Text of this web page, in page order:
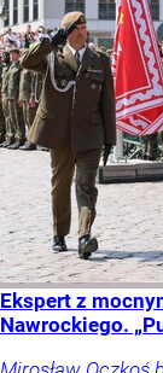
Ekspert z
Nawrockiego.